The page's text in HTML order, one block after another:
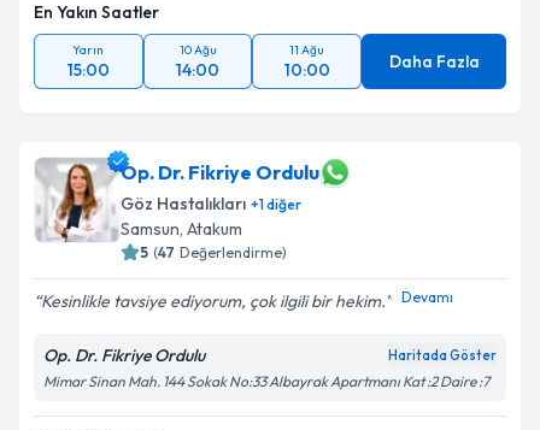
En Yakın Saatler
Yarın
15:00
10 Ağu
14:00
11 Ağu
10:00 Daha Fazla
Op. Dr. Fikriye Ordulu
Göz Hastalıkları +1diğer
Samsun, Atakum
5 (47 Değerlendirme)
Kesinlikle tavsiye ediyorum, çok ilgili bir hekim. Devamı
Op. Dr. Fikriye Ordulu Haritada Göster
Mimar Sinan Mah. 144 Sokak No:33 Albayrak Apartmanı Kat :2 Daire :7